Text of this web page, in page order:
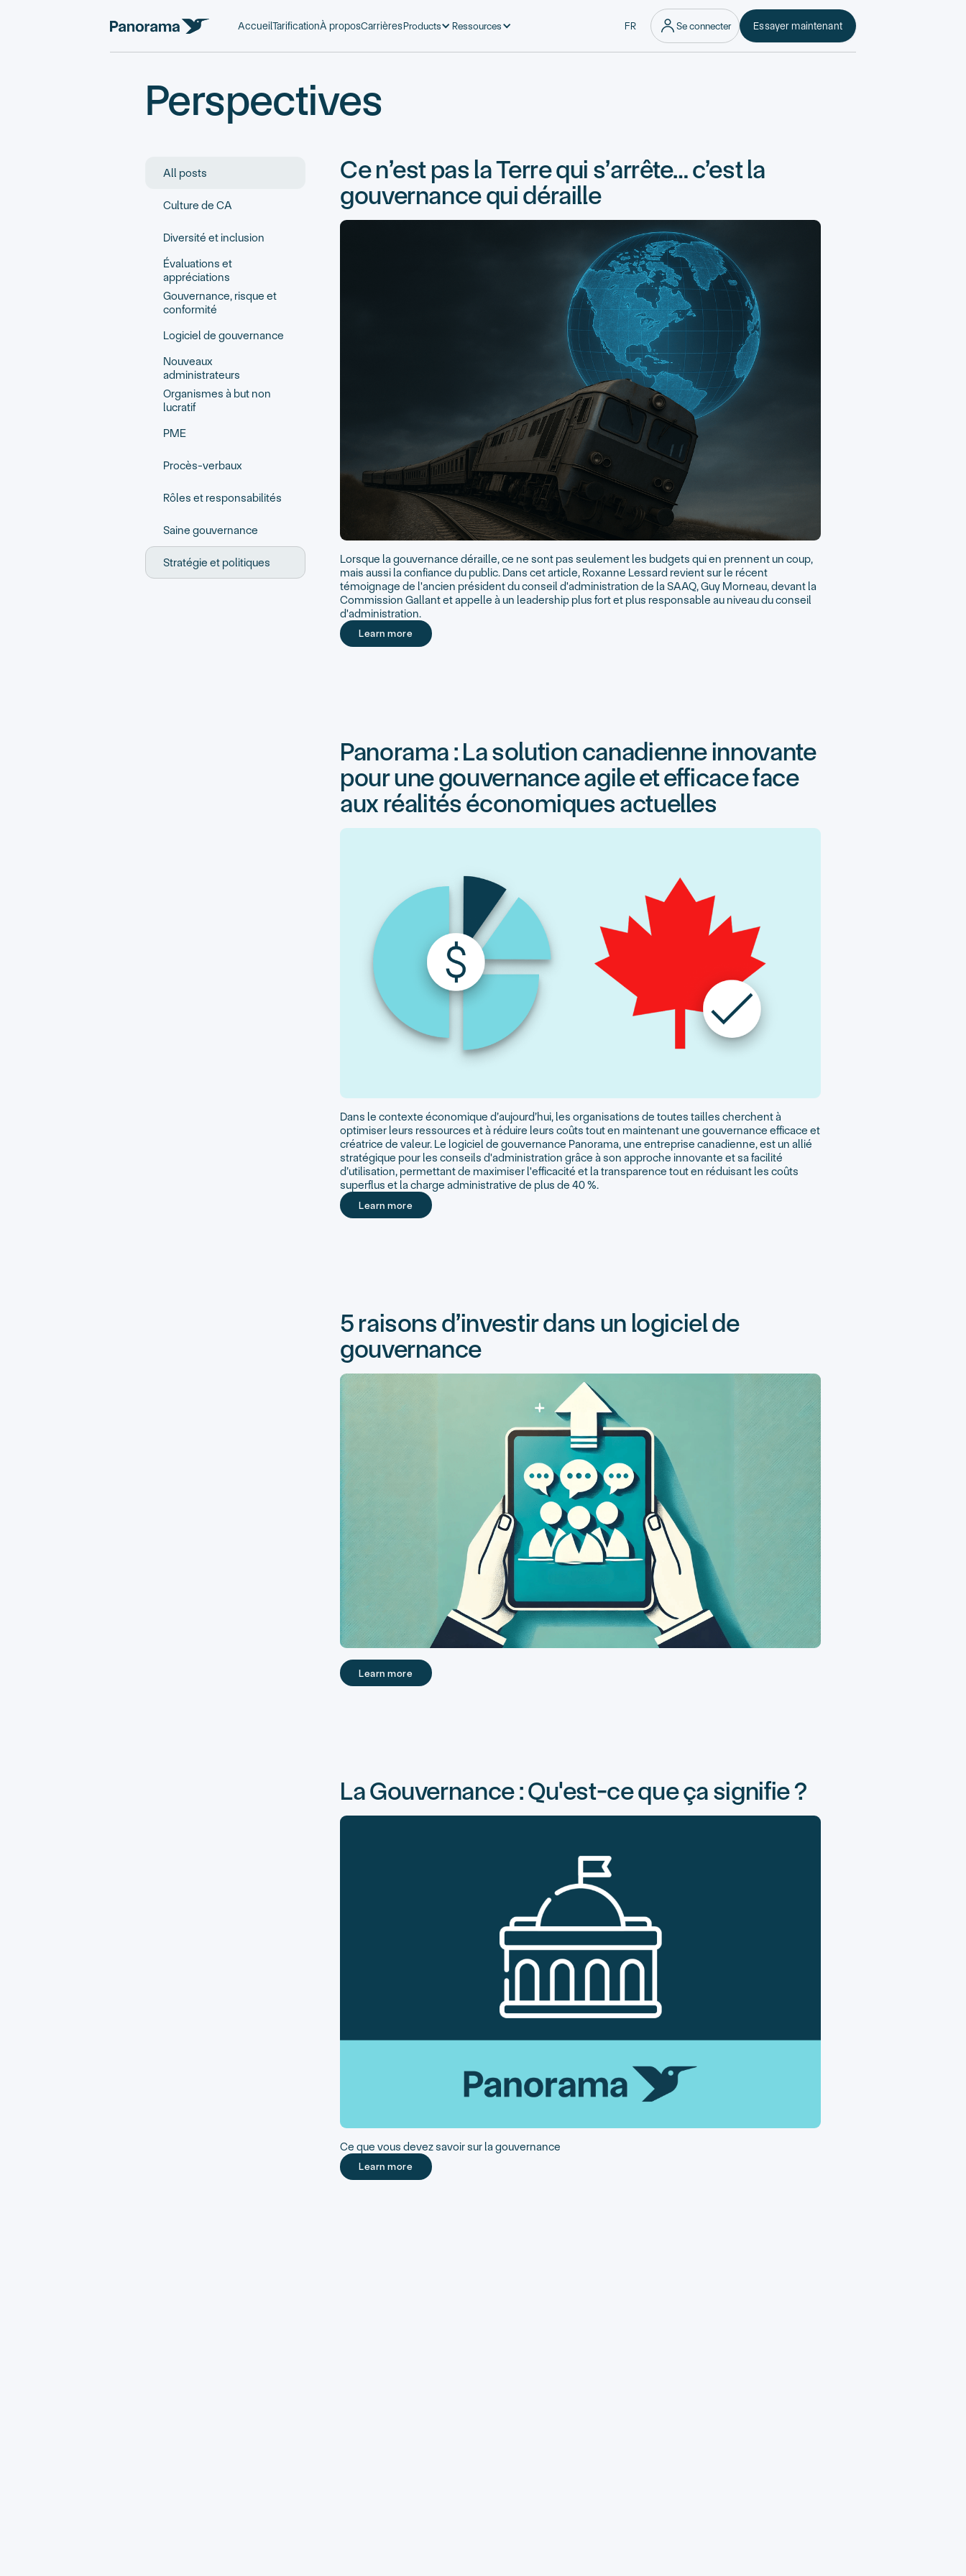
Accueil TarificationÀ proposCarrièresProducts Ressources FR Se connecter Essayer maintenant
Perspectives
All posts
Culture de CA
Diversité et inclusion
Évaluations et
appréciations
Gouvernance, risque et
conformité
Logiciel de gouvernance
Nouveaux
administrateurs
Organismes à but non
lucratif
PME
Procès-verbaux
Rôles et responsabilités
Saine gouvernance
Stratégie et politiques
Ce n’est pas la Terre qui s’arrête… c’est la
gouvernance qui déraille
Lorsque la gouvernance déraille, ce ne sont pas seulement les budgets qui en prennent un coup,
mais aussi la confiance du public. Dans cet article, Roxanne Lessard revient sur le récent
témoignage de l'ancien président du conseil d'administration de la SAAQ, Guy Morneau, devant la
Commission Gallant et appelle à un leadership plus fort et plus responsable au niveau du conseil
d'administration.
Learn more
Panorama : La solution canadienne innovante
pour une gouvernance agile et efficace face
aux réalités économiques actuelles
Dans le contexte économique d’aujourd’hui, les organisations de toutes tailles cherchent à
optimiser leurs ressources et à réduire leurs coûts tout en maintenant une gouvernance efficace et
créatrice de valeur. Le logiciel de gouvernance Panorama, une entreprise canadienne, est un allié
stratégique pour les conseils d'administration grâce à son approche innovante et sa facilité
d’utilisation, permettant de maximiser l'efficacité et la transparence tout en réduisant les coûts
superflus et la charge administrative de plus de 40 %.
Learn more
5 raisons d’investir dans un logiciel de
gouvernance
Learn more
La Gouvernance : Qu'est-ce que ça signifie ?
Ce que vous devez savoir sur la gouvernance
Learn more